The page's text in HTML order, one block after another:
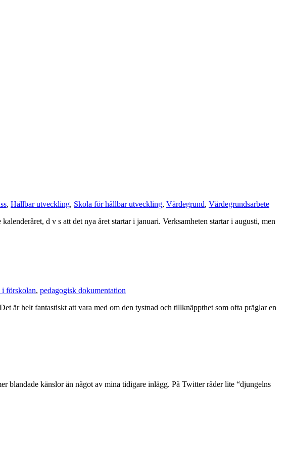
, Hållbar utveckling, Skola för hållbar utveckling, Värdegrund, Värdegrundsarbete
d v s att det nya året startar i januari. Verksamheten startar i augusti, men
förskolan, pedagogisk dokumentation
är helt fantastiskt att vara med om den tystnad och tillknäppthet som ofta präglar en
blandade känslor än något av mina tidigare inlägg. På Twitter råder lite “djungelns